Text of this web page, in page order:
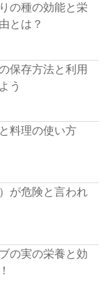
の種の効能と栄
とは？
保存方法と利用
う
料理の使い方
が危険と言われ
の実の栄養と効